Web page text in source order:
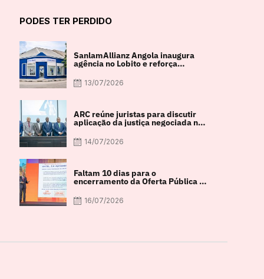
PODES TER PERDIDO
SanlamAllianz Angola inaugura
agência no Lobito e reforça
13/07/2026
ARC reúne juristas para discutir
aplicação da justiça negociada nas
14/07/2026
Faltam 10 dias para o
encerramento da Oferta Pública de
16/07/2026